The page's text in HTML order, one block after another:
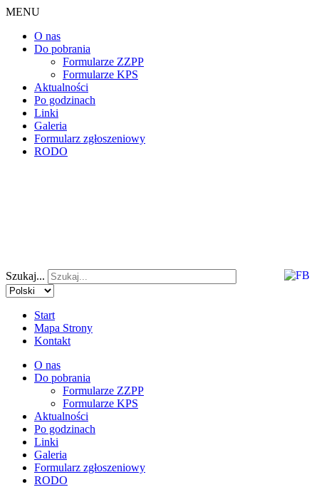
MENU
O nas
Do pobrania
Formularze ZZPP
Formularze KPS
Aktualności
Po godzinach
Linki
Galeria
Formularz zgłoszeniowy
RODO
Szukaj...
Start
Mapa Strony
Kontakt
O nas
Do pobrania
Formularze ZZPP
Formularze KPS
Aktualności
Po godzinach
Linki
Galeria
Formularz zgłoszeniowy
RODO